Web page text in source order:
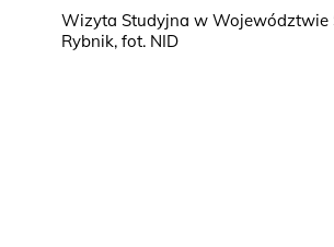
Wizyta Studyjna w Województwie
Rybnik, fot. NID